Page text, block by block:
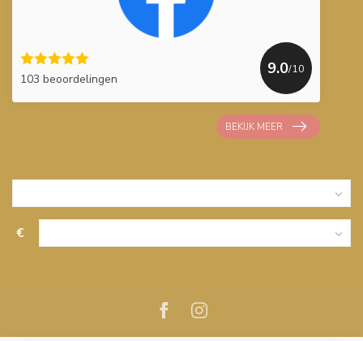
103 beoordelingen
9.0/10
BEKIJK MEER
€